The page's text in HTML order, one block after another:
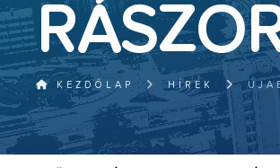
KEZDŐLAP HÍREK